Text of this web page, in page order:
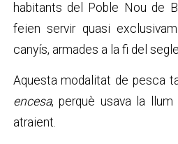
habitants del Poble Nou de
feien servir quasi
canyís, armades a la fi del
Aquesta modalitat de pesca
encesa, perquè usava la
atraient.